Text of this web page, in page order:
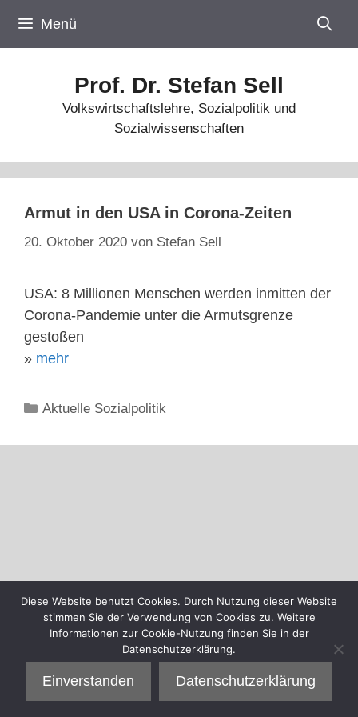
Inhalt
springen
Menü
Prof. Dr. Stefan Sell
Volkswirtschaftslehre, Sozialpolitik und
Sozialwissenschaften
Armut in den USA in Corona-Zeiten
20. Oktober 2020 von Stefan Sell
USA: 8 Millionen Menschen werden inmitten der
Corona-Pandemie unter die Armutsgrenze
gestoßen
» mehr
Kategorien
Aktuelle Sozialpolitik
Diese Website benutzt Cookies. Durch Nutzung dieser Website
stimmen Sie der Verwendung von Cookies zu. Weitere
Informationen zur Cookie-Nutzung finden Sie in der
Datenschutzerklärung.
Einverstanden Datenschutzerklärung